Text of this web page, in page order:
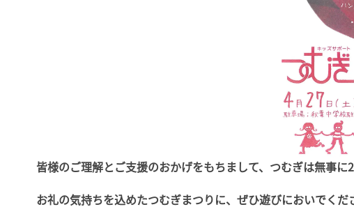
皆様のご理解とご支援のおかげをもちまして、つむぎは無事に
お礼の気持ちを込めたつむぎまつりに、ぜひ遊びにおいでくだ